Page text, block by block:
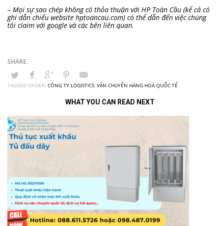
– Mọi sự sao chép không có thỏa thuận với HP Toàn Cầu (kể cả có
ghi dẫn chiếu website hptoancau.com) có thể dẫn đến việc chúng
tôi claim với google và các bên liên quan.
TAGGED UNDER: CÔNG TY LOGISTICS, VẬN CHUYỂN HÀNG HOÁ QUỐC TẾ
WHAT YOU CAN READ NEXT